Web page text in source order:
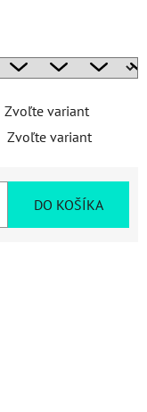
Zvoľte variant
Zvoľte variant
DO KOŠÍKA